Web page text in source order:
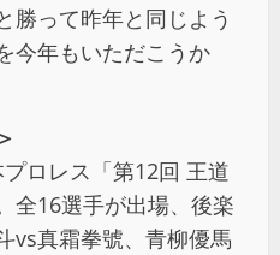
勝って昨年と同じよう
今年もいただこうか
ロレス「第12回 王道
全16選手が出場、後楽
vs真霜拳號、青柳優馬